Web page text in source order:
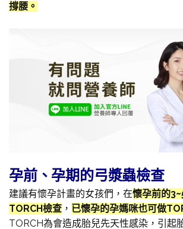
撐腰。
孕前、孕期的弓漿蟲檢查
建議有懷孕計畫的女孩們，在懷孕前的
TORCH檢查 ， 已懷孕的孕媽咪也可做
TORCH為會造成胎兒先天性感染，引起